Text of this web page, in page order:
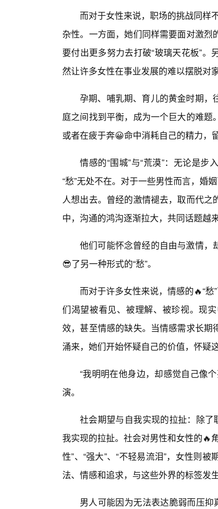
而对于女性来说，职场的挑战同样
杂性。一方面，她们同样需要面对激
要付出更多努力去打破“玻璃天花板”
然让许多女性在事业发展的难以摆脱对
孕期、哺乳期、育儿的黄金时期，
庭之间找到平衡，成为一个巨大的难
或者在疲于奔😀命中消耗自己的精力，
情感的“围城”与“荒漠”：无论是
“愁”无处不在。对于一些男性而言，婚
人想出去。曾经的激情褪去，取而代
中，沟通的鸿沟逐渐拉大，共同话题越
他们可能怀念曾经的自由与激情，
😎了另一种形式的“愁”。
而对于许多女性来说，情感的🔥“
们渴望被看见、被理解、被珍视。现
效，甚至情感的缺失。当情感需求长
涌来，她们开始怀疑自己的价值，怀疑
“我明明在他身边，却感觉自己像
演。
社会期望与自我实现的拉扯：除了
我实现的拉扯。社会对男性和女性的🔥
性”、“强大”、“不轻易流泪”，女性则被
法、情感和追求，与这些外界的标签发
男人可能因为无法表达脆弱而压抑